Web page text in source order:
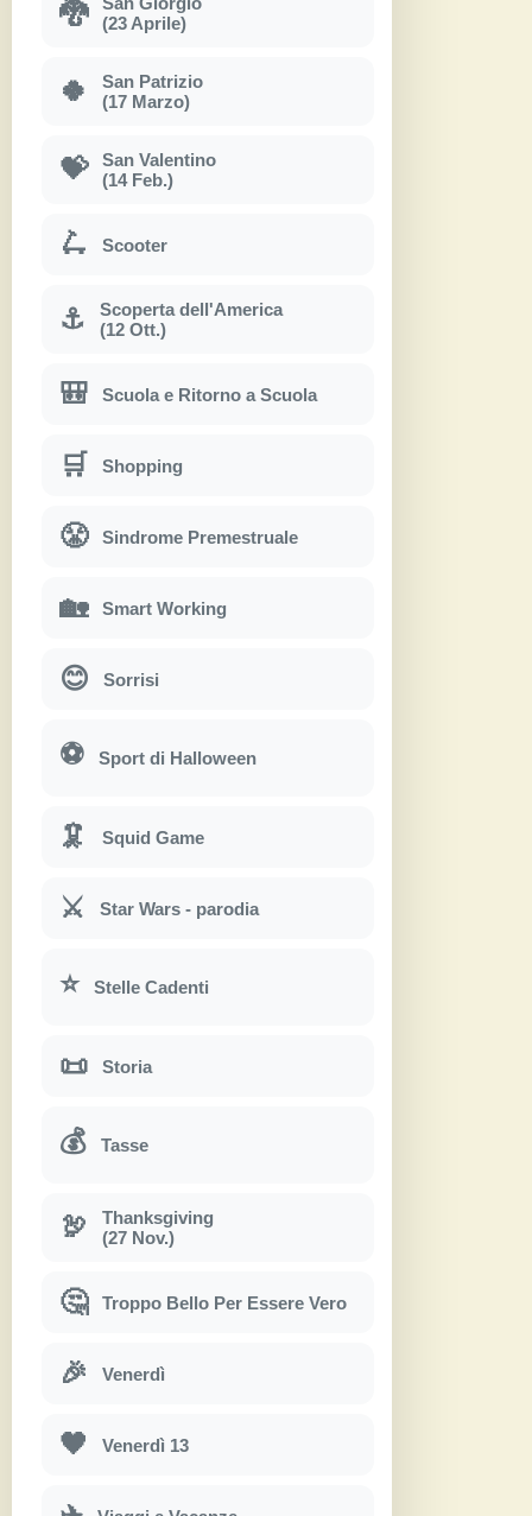
🐉
(23 Aprile)
🍀
San Patrizio
(17 Marzo)
💝
San Valentino
(14 Feb.)
🛴 Scooter
⚓
Scoperta dell'America
(12 Ott.)
🎒 Scuola e Ritorno a Scuola
🛒 Shopping
😤 Sindrome Premestruale
🏡 Smart Working
😊 Sorrisi
⚽ Sport di Halloween
🦑 Squid Game
⚔ Star Wars - parodia
⭐ Stelle Cadenti
📜 Storia
💰 Tasse
🦃
Thanksgiving
(27 Nov.)
🤔 Troppo Bello Per Essere Vero
🎉 Venerdì
🖤 Venerdì 13